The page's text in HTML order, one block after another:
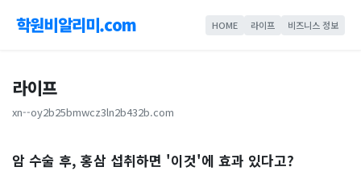
학원비알리미.com HOME 라이프 비즈니스 정보
라이프
xn--oy2b25bmwcz3ln2b432b.com
암 수술 후, 홍삼 섭취하면 '이것'에 효과 있다고?